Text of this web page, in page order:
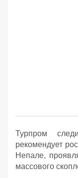
Турпром
рекомендует
Непале,
массового